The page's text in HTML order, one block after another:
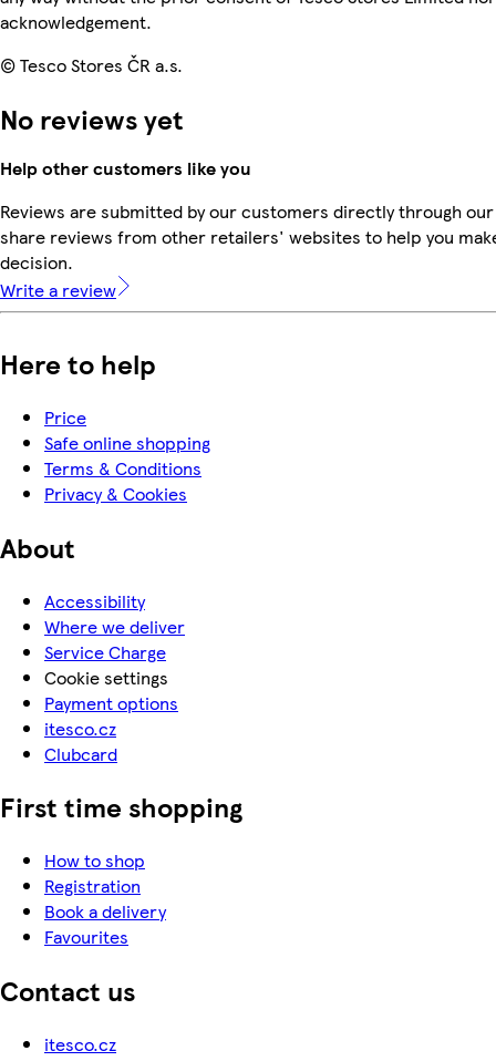
acknowledgement.
© Tesco Stores ČR a.s.
No reviews yet
Help other customers like you
Reviews are submitted by our customers directly through
share reviews from other retailers' websites to help you
decision.
Write a review
Here to help
Price
Safe online shopping
Terms & Conditions
Privacy & Cookies
About
Accessibility
Where we deliver
Service Charge
Cookie settings
Payment options
itesco.cz
Clubcard
First time shopping
How to shop
Registration
Book a delivery
Favourites
Contact us
itesco.cz